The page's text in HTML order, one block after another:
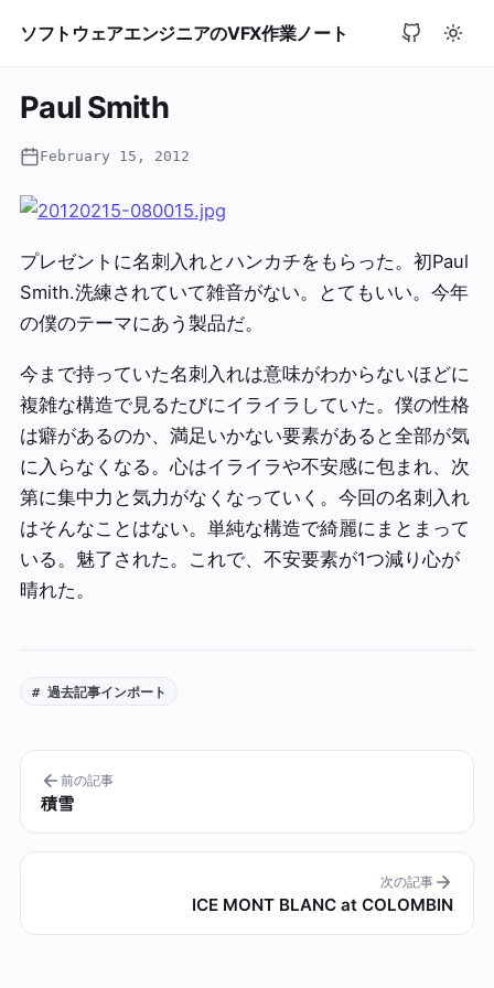
ソフトウェアエンジニアのVFX作業ノート
Paul Smith
February 15, 2012
プレゼントに名刺入れとハンカチをもらった。初Paul
Smith.洗練されていて雑音がない。とてもいい。今年
の僕のテーマにあう製品だ。
今まで持っていた名刺入れは意味がわからないほどに
複雑な構造で見るたびにイライラしていた。僕の性格
は癖があるのか、満足いかない要素があると全部が気
に入らなくなる。心はイライラや不安感に包まれ、次
第に集中力と気力がなくなっていく。今回の名刺入れ
はそんなことはない。単純な構造で綺麗にまとまって
いる。魅了された。これで、不安要素が1つ減り心が
晴れた。
# 過去記事インポート
前の記事
積雪
次の記事
ICE MONT BLANC at COLOMBIN